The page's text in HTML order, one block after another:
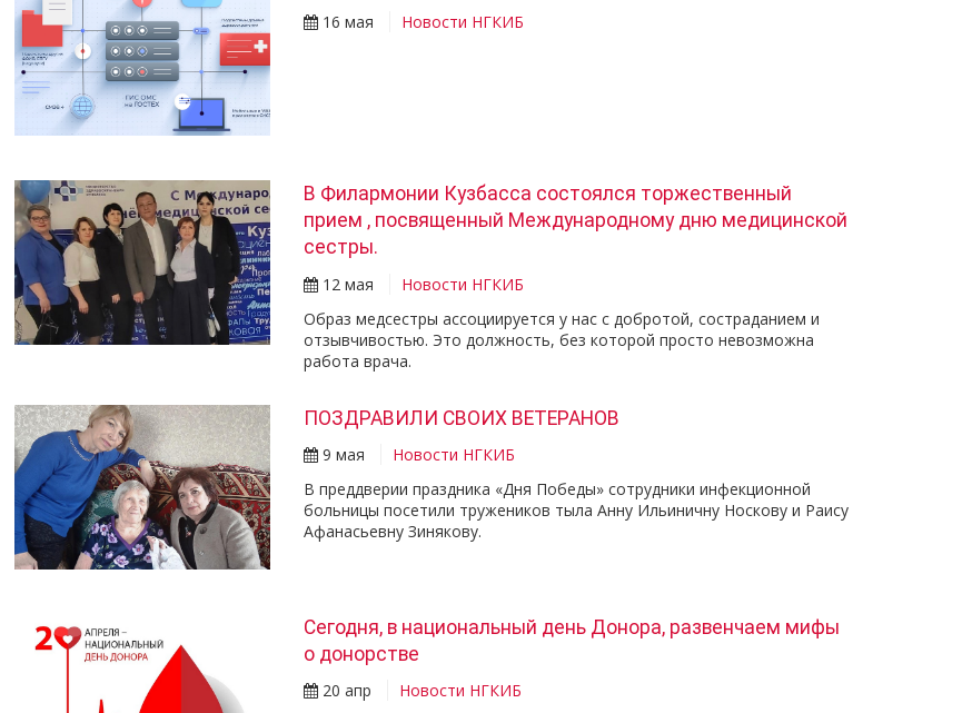
16 мая Новости НГКИБ
В Филармонии Кузбасса состоялся торжественный
прием , посвященный Международному дню медицинской
сестры.
12 мая
Новости НГКИБ
Образ медсестры ассоциируется у нас с добротой, состраданием и
отзывчивостью. Это должность, без которой просто невозможна
работа врача.
ПОЗДРАВИЛИ СВОИХ ВЕТЕРАНОВ
9 мая
Новости НГКИБ
В преддверии праздника «Дня Победы» сотрудники инфекционной
больницы посетили тружеников тыла Анну Ильиничну Носкову и Раису
Афанасьевну Зинякову. ⠀ ⠀
Сегодня, в национальный день Донора, развенчаем мифы
о донорстве
20 апр
Новости НГКИБ